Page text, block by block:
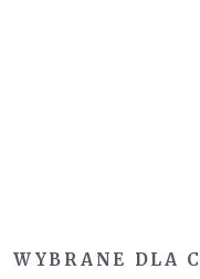
WYBRANE DLA